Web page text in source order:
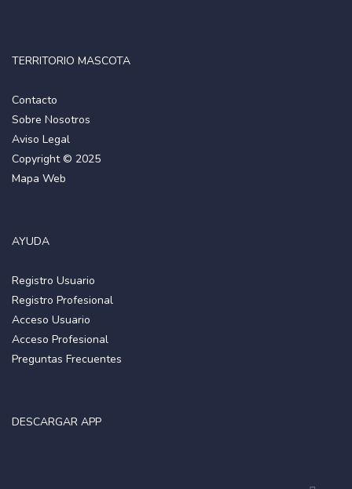
TERRITORIO MASCOTA
Contacto
Sobre Nosotros
Aviso Legal
Copyright © 2025
Mapa Web
AYUDA
Registro Usuario
Registro Profesional
Acceso Usuario
Acceso Profesional
Preguntas Frecuentes
DESCARGAR APP